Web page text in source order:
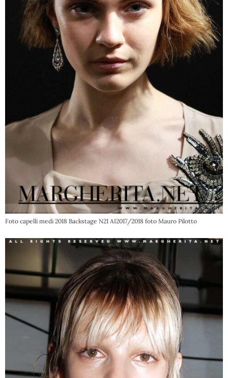
Foto capelli medi 2018 Backstage N21 AI2017/2018 foto Mauro Pilotto